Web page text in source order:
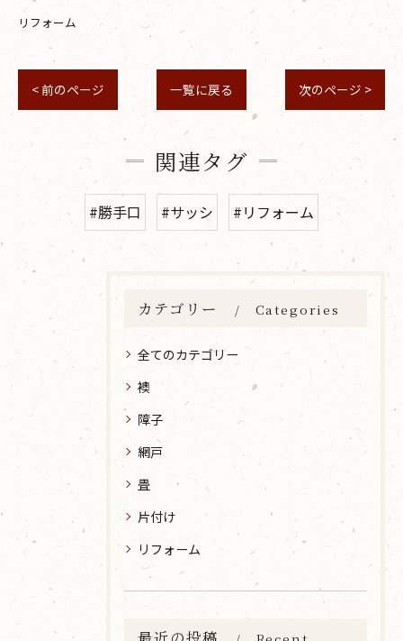
リフォーム
< 前のページ 一覧に戻る 次のページ >
関連タグ
#勝手口 #サッシ #リフォーム
カテゴリー Categories
全てのカテゴリー
襖
障子
網戸
畳
片付け
リフォーム